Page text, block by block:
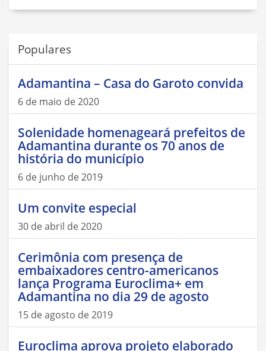
Populares
Adamantina – Casa do Garoto convida
6 de maio de 2020
Solenidade homenageará prefeitos de
Adamantina durante os 70 anos de
história do município
6 de junho de 2019
Um convite especial
30 de abril de 2020
Cerimônia com presença de
embaixadores centro-americanos
lança Programa Euroclima+ em
Adamantina no dia 29 de agosto
15 de agosto de 2019
Euroclima aprova projeto elaborado